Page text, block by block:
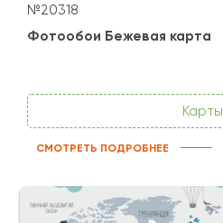
№20318
Фотообои Бежевая карта
Карты
СМОТРЕТЬ ПОДРОБНЕЕ